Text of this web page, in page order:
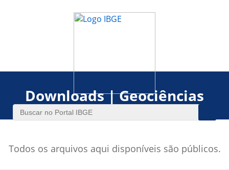
Downloads | Geociências
Todos os arquivos aqui disponíveis são públicos.